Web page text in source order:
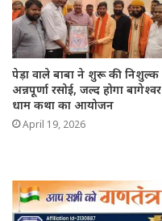
पेड़ा वाले बाबा ने शुरू की निशुल्क
अन्नपूर्णा रसोई, जल्द होगा बागेश्वर
धाम कथा का आयोजन
April 19, 2026